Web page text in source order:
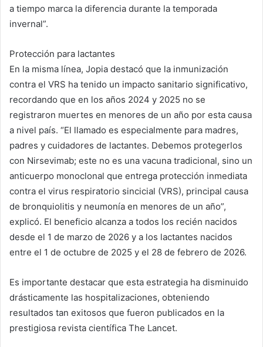
a tiempo marca la diferencia durante la temporada
invernal”.
Protección para lactantes
En la misma línea, Jopia destacó que la inmunización
contra el VRS ha tenido un impacto sanitario significativo,
recordando que en los años 2024 y 2025 no se
registraron muertes en menores de un año por esta causa
a nivel país. “El llamado es especialmente para madres,
padres y cuidadores de lactantes. Debemos protegerlos
con Nirsevimab; este no es una vacuna tradicional, sino un
anticuerpo monoclonal que entrega protección inmediata
contra el virus respiratorio sincicial (VRS), principal causa
de bronquiolitis y neumonía en menores de un año”,
explicó. El beneficio alcanza a todos los recién nacidos
desde el 1 de marzo de 2026 y a los lactantes nacidos
entre el 1 de octubre de 2025 y el 28 de febrero de 2026.
Es importante destacar que esta estrategia ha disminuido
drásticamente las hospitalizaciones, obteniendo
resultados tan exitosos que fueron publicados en la
prestigiosa revista científica The Lancet.